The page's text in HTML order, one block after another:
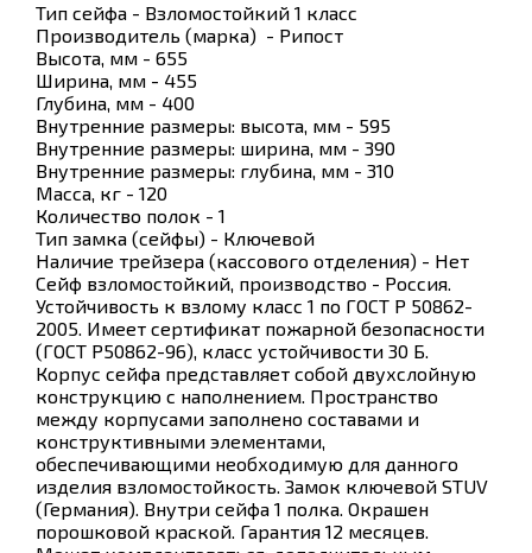
Тип сейфа - Взломостойкий 1 класс
Производитель (марка) - Рипост
Высота, мм - 655
Ширина, мм - 455
Глубина, мм - 400
Внутренние размеры: высота, мм - 595
Внутренние размеры: ширина, мм - 390
Внутренние размеры: глубина, мм - 310
Масса, кг - 120
Количество полок - 1
Тип замка (сейфы) - Ключевой
Наличие трейзера (кассового отделения) - Нет
Сейф взломостойкий, производство - Россия.
Устойчивость к взлому класс 1 по ГОСТ Р 50862-
2005. Имеет сертификат пожарной безопасности
(ГОСТ Р50862-96), класс устойчивости 30 Б.
Корпус сейфа представляет собой двухслойную
конструкцию с наполнением. Пространство
между корпусами заполнено составами и
конструктивными элементами,
обеспечивающими необходимую для данного
изделия взломостойкость. Замок ключевой STUV
(Германия). Внутри сейфа 1 полка. Окрашен
порошковой краской. Гарантия 12 месяцев.